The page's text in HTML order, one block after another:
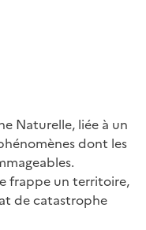
presse-papier
Naturelle, liée à un
dont les
frappe un territoire,
de catastrophe